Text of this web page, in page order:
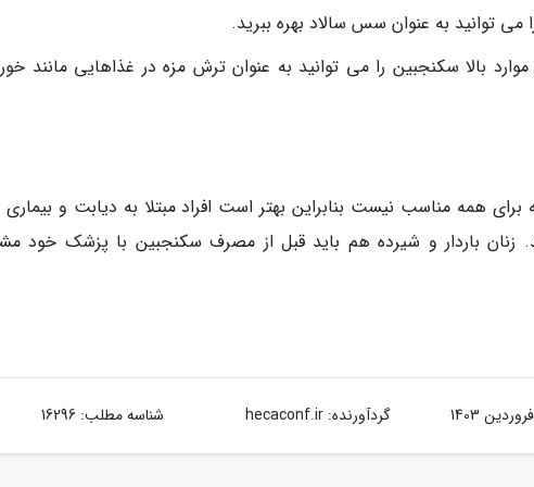
توانید به عنوان سس سالاد بهره ببرید.
بالا سکنجبین را می توانید به عنوان ترش مزه در غذاهایی مانند
همه مناسب نیست بنابراین بهتر است افراد مبتلا به دیابت و
زنان باردار و شیرده هم باید قبل از مصرف سکنجبین با پزشک خود
گردآورنده:hecaconf.ir شناسه مطلب: 16296